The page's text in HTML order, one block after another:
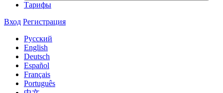
Тарифы
Вход Регистрация
Русский
English
Deutsch
Español
Français
Português